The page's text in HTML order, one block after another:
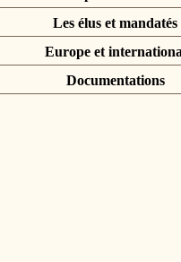
Les élus et mandatés
Europe et
Documentations